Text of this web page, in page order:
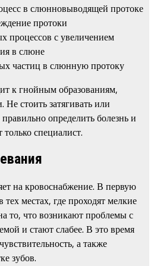
в слюнновыводящей протоке
протоки
процессов с увеличением
в слюне
частиц в слюнную протоку
к гнойным образованиям,
Не стоить затягивать или
определить болезнь и
специалист.
на кровоснабжение. В первую
тех местах, где проходят мелкие
то, что возникают проблемы с
и стают слабее. В это время
а также
зубов.